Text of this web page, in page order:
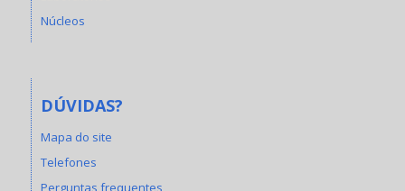
Núcleos
DÚVIDAS?
Mapa do site
Telefones
Perguntas frequentes